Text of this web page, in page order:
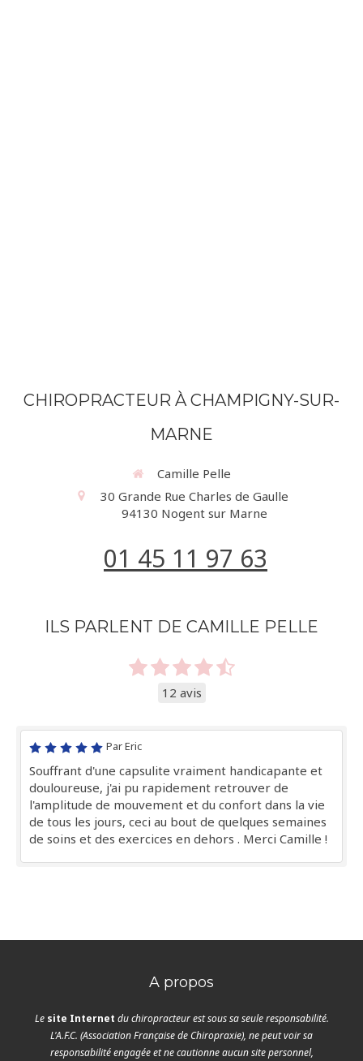
CHIROPRACTEUR À CHAMPIGNY-SUR-
MARNE
Camille Pelle
30 Grande Rue Charles de Gaulle
94130 Nogent sur Marne
01 45 11 97 63
ILS PARLENT DE CAMILLE PELLE
12 avis
Par Eric
Souffrant d'une capsulite vraiment handicapante et
douloureuse, j'ai pu rapidement retrouver de
l'amplitude de mouvement et du confort dans la vie
de tous les jours, ceci au bout de quelques semaines
de soins et des exercices en dehors . Merci Camille !
A propos
Le site Internet du chiropracteur est sous sa seule responsabilité.
L'A.F.C. (Association Française de Chiropraxie), ne peut voir sa
responsabilité engagée et ne cautionne aucun site personnel,